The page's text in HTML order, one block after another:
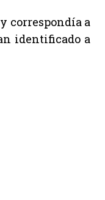
correspondía a
identificado a